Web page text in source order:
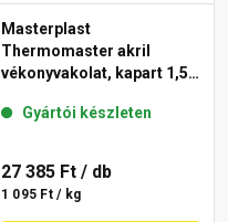
Masterplast
Thermomaster akril
vékonyvakolat, kapart 1,5
Gyártói készleten
27 385 Ft / db
1 095 Ft / kg